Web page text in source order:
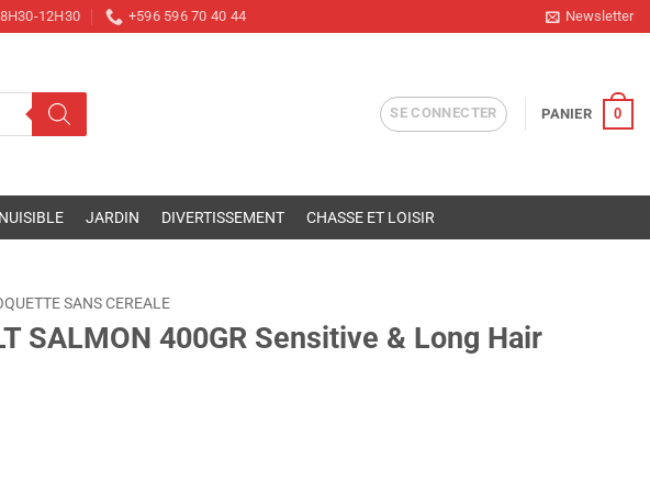
12H30 +596 596 70 40 44 Newsletter
SE CONNECTER PANIER 0
JARDIN DIVERTISSEMENT CHASSE ET LOISIR
SANS CEREALE
SALMON 400GR Sensitive & Long Hair